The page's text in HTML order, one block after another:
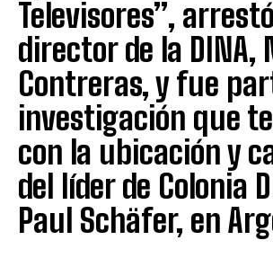
Televisores”,
director de la DINA,
Contreras, y fue
investigación que
con la ubicación y
del líder de Colonia
Paul Schäfer, en